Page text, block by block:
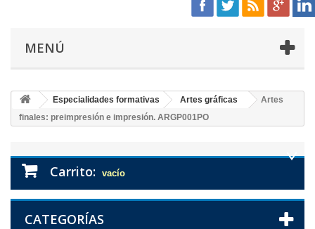
MENÚ
Especialidades formativas Artes gráficas
Artes
finales: preimpresión e impresión. ARGP001PO
Carrito: vacío
CATEGORÍAS